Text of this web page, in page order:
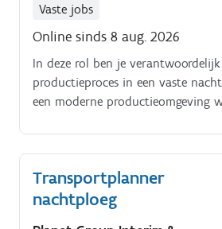
Vaste jobs
Online sinds 8 aug. 2026
In deze rol ben je
productieproces in een vaste
een moderne productieomgeving
Transportplanner
nachtploeg